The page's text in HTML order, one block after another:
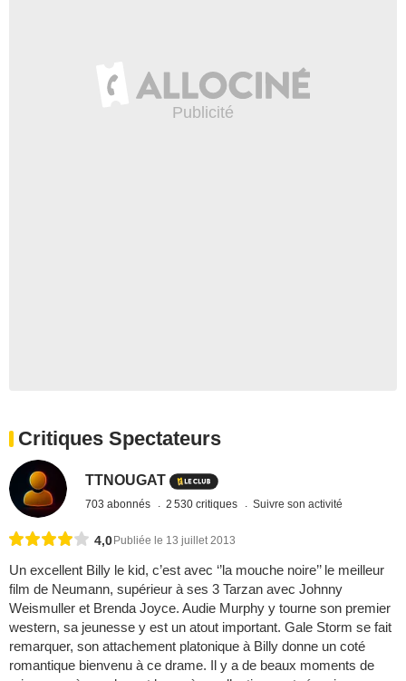
Critiques Spectateurs
TTNOUGAT
703 abonnés 2 530 critiques Suivre son activité
4,0 Publiée le 13 juillet 2013
Un excellent Billy le kid, c’est avec ‘’la mouche noire’’ le meilleur
film de Neumann, supérieur à ses 3 Tarzan avec Johnny
Weismuller et Brenda Joyce. Audie Murphy y tourne son premier
western, sa jeunesse y est un atout important. Gale Storm se fait
remarquer, son attachement platonique à Billy donne un coté
romantique bienvenu à ce drame. Il y a de beaux moments de